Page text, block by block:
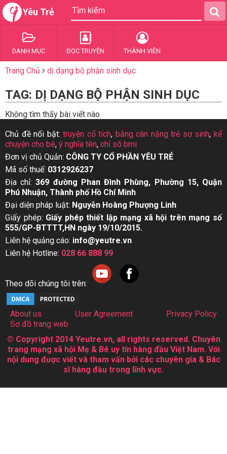
Yêu Trẻ
DANH MỤC ĐỌC TRUYỆN THÀNH VIÊN
Trang Chủ dị dạng bộ phận sinh dục
TAG: DỊ DẠNG BỘ PHẬN SINH DỤC
Không tìm thấy bài viết nào
Chủ đề nổi bật:truyện cổ tích, bảng cân nặng trẻ sơ sinh,kể
chuyện cho bé, ý nghĩa tên, chỉ số bmi
Đơn vị chủ Quản: CÔNG TY CỔ PHẦN YÊU TRẺ
Mã số thuế: 0312926237
Địa chỉ:369 đường Phan Đình Phùng, Phường 15, Quận
Phú Nhuận, Thành phố Hồ Chí Minh
Đại diện pháp luật: Nguyễn Hoàng Phượng Linh
Giấy phép: Giấy phép thiết lập mạng xã hội trên mạng số
555/GP-BTTTT,HN ngày 19/10/2015.
Liên hệ quảng cáo: info@yeutre.vn
Liên hệ Hotline: 028 66 888 99
Theo dõi chúng tôi trên:
About us User Agreement
Privacy Policy
Sơ đồ trang web
© Copyright 2014 Yeutre.vn, all rights reserved. Chuyên
trang mạng xã hội Mẹ & Bé uy tín hàng đầu Việt Nam. Với
nội dung được viết và tham vấn bởi các chuyên gia & Bác
sĩ hàng đầu trong lĩnh vực.